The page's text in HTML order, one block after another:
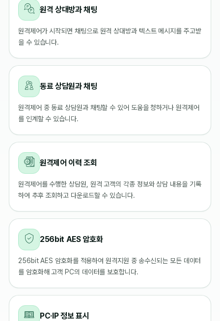
원격 상대방과 채팅
원격제어가 시작되면 채팅으로 원격 상대방과 텍스트 메시지를 주고받
을 수 있습니다.
동료 상담원과 채팅
원격제어 중 동료 상담원과 채팅할 수 있어 도움을 청하거나 원격제어
를 인계할 수 있습니다.
원격제어 이력 조회
원격제어를 수행한 상담원, 원격 고객의 각종 정보와 상담 내용을 기록
하여 추후 조회하고 다운로드할 수 있습니다.
256bit AES 암호화
256bit AES 암호화를 적용하여 원격지원 중 송수신되는 모든 데이터
를 암호화해 고객 PC의 데이터를 보호합니다.
PC·IP 정보 표시